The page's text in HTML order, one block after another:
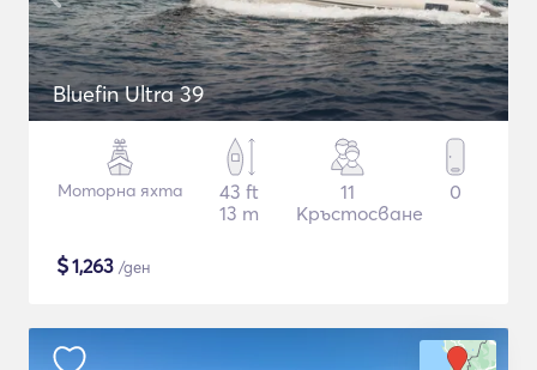
Bluefin Ultra 39
Моторна яхта
43 ft
13 m
11
Кръстосване
0
$1,263 /ден